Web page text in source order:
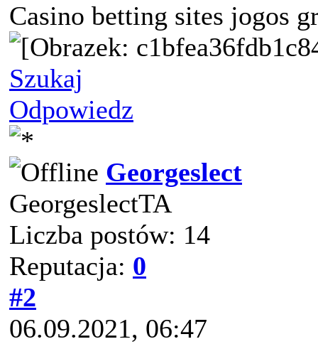
Casino betting sites jogos
Szukaj
Odpowiedz
Georgeslect
GeorgeslectTA
Liczba postów: 14
Reputacja: 0
#2
06.09.2021, 06:47